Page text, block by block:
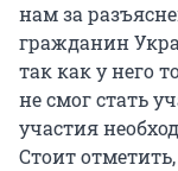
нам за
гражданин
так как у него
не смог стать
участия
Стоит